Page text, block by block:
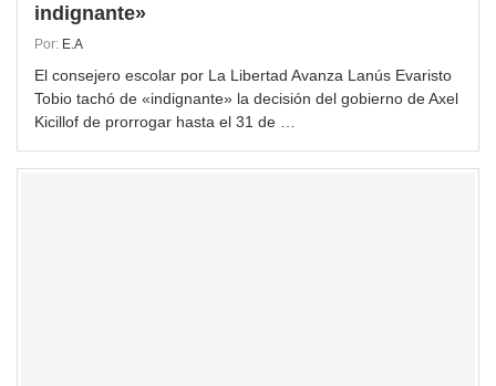
indignante»
Por: E.A
El consejero escolar por La Libertad Avanza Lanús Evaristo
Tobio tachó de «indignante» la decisión del gobierno de Axel
Kicillof de prorrogar hasta el 31 de …